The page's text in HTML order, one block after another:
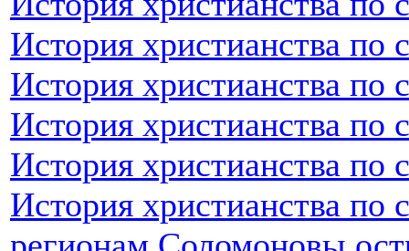
История христианства по
История христианства по
История христианства по
История христианства по
История христианства по